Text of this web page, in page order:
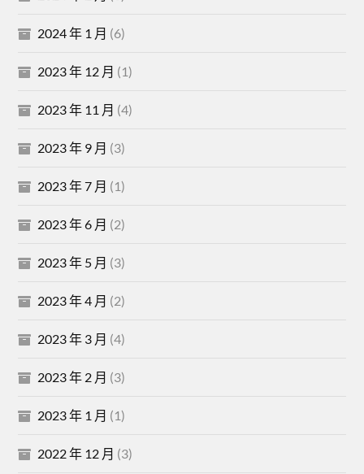
2024 年 1 月 (6)
2023 年 12 月 (1)
2023 年 11 月 (4)
2023 年 9 月 (3)
2023 年 7 月 (1)
2023 年 6 月 (2)
2023 年 5 月 (3)
2023 年 4 月 (2)
2023 年 3 月 (4)
2023 年 2 月 (3)
2023 年 1 月 (1)
2022 年 12 月 (3)